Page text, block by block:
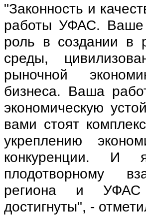
"Законность и
работы УФАС. Ваше
роль в создании в
среды,
рыночной
бизнеса. Ваша
экономическую
вами стоят
укреплению
конкуренции. И
плодотворному
региона и УФАС
достигнуты", -